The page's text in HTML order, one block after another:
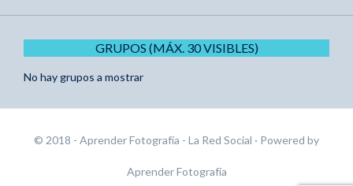
GRUPOS (MÁX. 30 VISIBLES)
No hay grupos a mostrar
© 2018 - Aprender Fotografía - La Red Social · Powered by
Aprender Fotografía